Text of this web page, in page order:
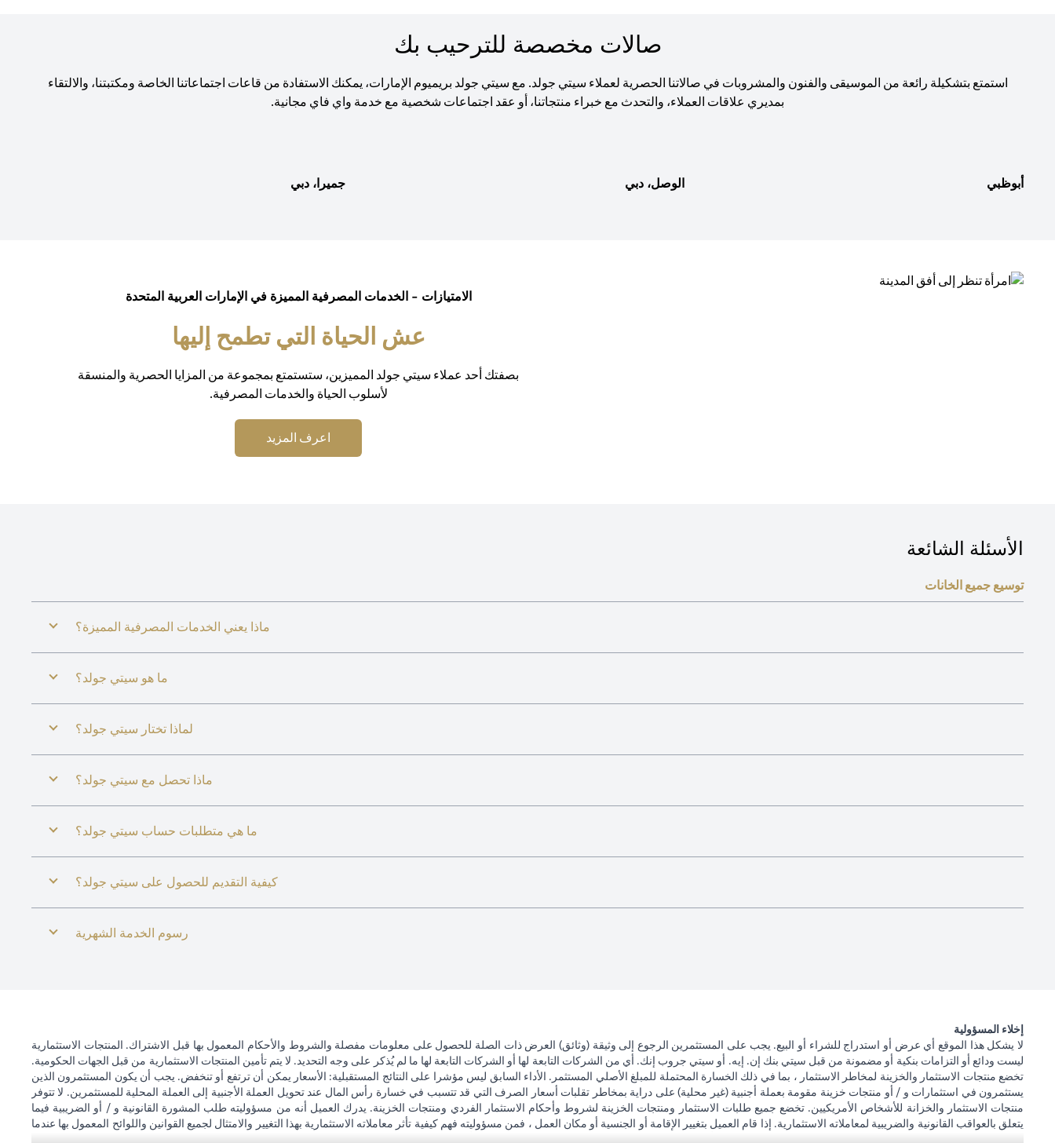
صالات مخصصة للترحيب بك
استمتع بتشكيلة رائعة من الموسيقى والفنون والمشروبات في صالاتنا الحصرية لعملاء سيتي جولد. مع سيتي جولد بريميوم الإمارات، يمكنك الاستفادة من قاعات اجتماعاتنا الخاصة ومكتبتنا، والالتقاء
بمديري علاقات العملاء، والتحدث مع خبراء منتجاتنا، أو عقد اجتماعات شخصية مع خدمة واي فاي مجانية.
أبوظبي الوصل، دبي جميرا، دبي
الامتيازات - الخدمات المصرفية المميزة في الإمارات العربية المتحدة
عش الحياة التي تطمح إليها
بصفتك أحد عملاء سيتي جولد المميزين، ستستمتع بمجموعة من المزايا الحصرية والمنسقة
لأسلوب الحياة والخدمات المصرفية.
اعرف المزيد
الأسئلة الشائعة
توسيع جميع الخانات
ماذا يعني الخدمات المصرفية المميزة؟
ما هو سيتي جولد؟
لماذا تختار سيتي جولد؟
ماذا تحصل مع سيتي جولد؟
ما هي متطلبات حساب سيتي جولد؟
كيفية التقديم للحصول على سيتي جولد؟
رسوم الخدمة الشهرية
إخلاء المسؤولية
لا يشكل هذا الموقع أي عرض أو استدراج للشراء أو البيع. يجب على المستثمرين الرجوع إلى وثيقة (وثائق) العرض ذات الصلة للحصول على معلومات مفصلة والشروط والأحكام المعمول بها قبل الاشتراك. المنتجات الاستثمارية
ليست ودائع أو التزامات بنكية أو مضمونة من قبل سيتي بنك إن. إيه. أو سيتي جروب إنك. أي من الشركات التابعة لها أو الشركات التابعة لها ما لم يُذكر على وجه التحديد. لا يتم تأمين المنتجات الاستثمارية من قبل الجهات الحكومية.
تخضع منتجات الاستثمار والخزينة لمخاطر الاستثمار ، بما في ذلك الخسارة المحتملة للمبلغ الأصلي المستثمر. الأداء السابق ليس مؤشرا على النتائج المستقبلية: الأسعار يمكن أن ترتفع أو تنخفض. يجب أن يكون المستثمرون الذين
يستثمرون في استثمارات و / أو منتجات خزينة مقومة بعملة أجنبية (غير محلية) على دراية بمخاطر تقلبات أسعار الصرف التي قد تتسبب في خسارة رأس المال عند تحويل العملة الأجنبية إلى العملة المحلية للمستثمرين. لا تتوفر
منتجات الاستثمار والخزانة للأشخاص الأمريكيين. تخضع جميع طلبات الاستثمار ومنتجات الخزينة لشروط وأحكام الاستثمار الفردي ومنتجات الخزينة. يدرك العميل أنه من مسؤوليته طلب المشورة القانونية و / أو الضريبية فيما
يتعلق بالعواقب القانونية والضريبية لمعاملاته الاستثمارية. إذا قام العميل بتغيير الإقامة أو الجنسية أو مكان العمل ، فمن مسؤوليته فهم كيفية تأثر معاملاته الاستثمارية بهذا التغيير والامتثال لجميع القوانين واللوائح المعمول بها عندما